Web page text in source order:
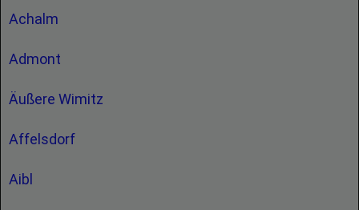
Achalm
Admont
Äußere Wimitz
Affelsdorf
Aibl